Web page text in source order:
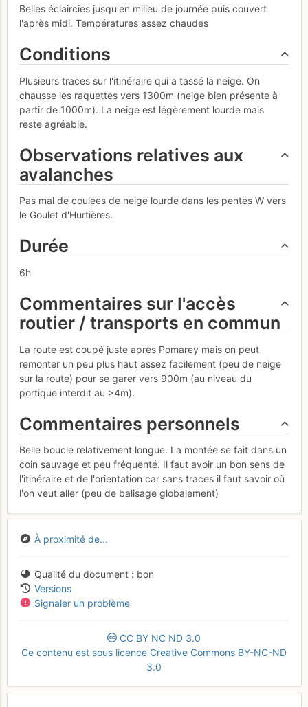
Belles éclaircies jusqu'en milieu de journée puis couvert
l'après midi. Températures assez chaudes
Conditions
Plusieurs traces sur l'itinéraire qui a tassé la neige. On
chausse les raquettes vers 1300m (neige bien présente à
partir de 1000m). La neige est légèrement lourde mais
reste agréable.
Observations relatives aux
avalanches
Pas mal de coulées de neige lourde dans les pentes W vers
le Goulet d'Hurtières.
Durée
6h
Commentaires sur l'accès
routier / transports en commun
La route est coupé juste après Pomarey mais on peut
remonter un peu plus haut assez facilement (peu de neige
sur la route) pour se garer vers 900m (au niveau du
portique interdit au >4m).
Commentaires personnels
Belle boucle relativement longue. La montée se fait dans un
coin sauvage et peu fréquenté. Il faut avoir un bon sens de
l'itinéraire et de l'orientation car sans traces il faut savoir où
l'on veut aller (peu de balisage globalement)
À proximité de...
Qualité du document
bon
Versions
Signaler un problème
CC BY NC ND 3.0
Ce contenu est sous licence Creative Commons BY-NC-ND
3.0